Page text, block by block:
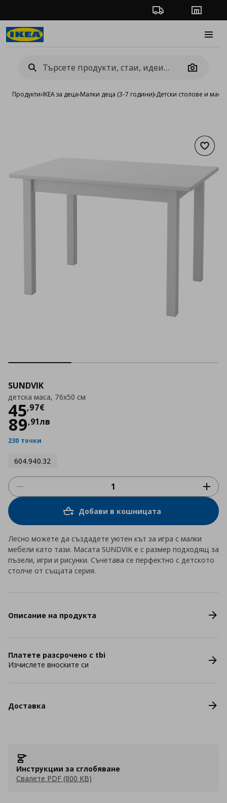
Проследяване на
Camera
Продукти›IKEA за деца›Малки деца (3-7 години)›Детски столове и маси
SUNDVIK
детска маса, 76x50 см
45,97€
Цена
89,91лв
230 точки
604.940.32
Добави в кошницата
Лесно можете да създадете уютен кът за игра с малки
мебели като тази. Масата SUNDVIK е с размер подходящ за
пъзели, игри и рисунки. Съчетава се перфектно с детското
столче от същата серия.
Описание на продукта
Платете разсрочено с tbi
Изчислете вноските си
Доставка
Инструкции за сглобяване
Свалете PDF (800 KB)